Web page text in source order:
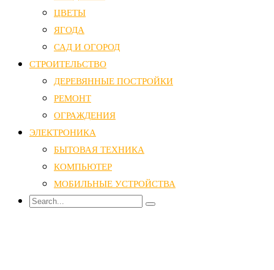
ЦВЕТЫ
ЯГОДА
САД И ОГОРОД
СТРОИТЕЛЬСТВО
ДЕРЕВЯННЫЕ ПОСТРОЙКИ
РЕМОНТ
ОГРАЖДЕНИЯ
ЭЛЕКТРОНИКА
БЫТОВАЯ ТЕХНИКА
КОМПЬЮТЕР
МОБИЛЬНЫЕ УСТРОЙСТВА